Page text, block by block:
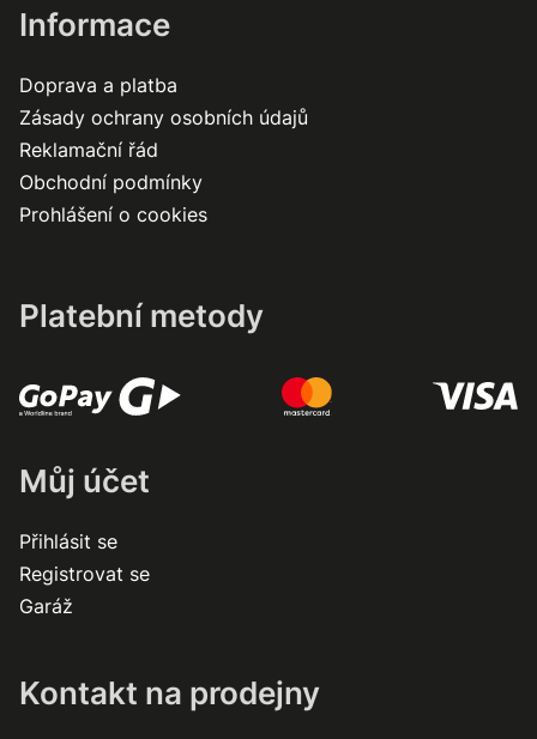
Informace
Doprava a platba
Zásady ochrany osobních údajů
Reklamační řád
Obchodní podmínky
Prohlášení o cookies
Platební metody
Můj účet
Přihlásit se
Registrovat se
Garáž
Kontakt na prodejny